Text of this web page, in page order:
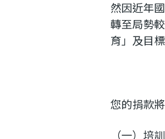
然因近年
轉至局勢
育」及目
您的捐款
（一）培